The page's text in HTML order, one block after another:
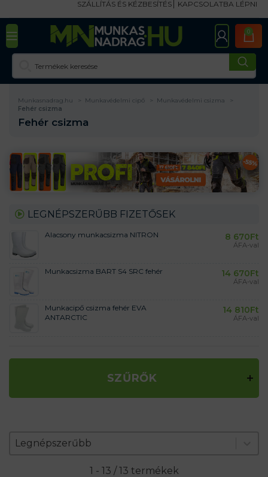
SZÁLLÍTÁS ÉS KÉZBESÍTÉS KAPCSOLATBA LÉPNI
0
Munkasnadrag.hu Munkavédelmi cipő
Munkavédelmi csizma
Fehér csizma
Fehér csizma
LEGNÉPSZERŰBB FIZETŐSEK
Alacsony munkacsizma NITRON 8 670Ft
ÁFA-val
Munkacsizma BART S4 SRC fehér 14 670Ft
ÁFA-val
Munkacipő csizma fehér EVA
ANTARCTIC
14 810Ft
ÁFA-val
SZŰRŐK
Zoradenie produktov
Sort content
Legnépszerűbb
Sort content
1 - 13 / 13 termékek